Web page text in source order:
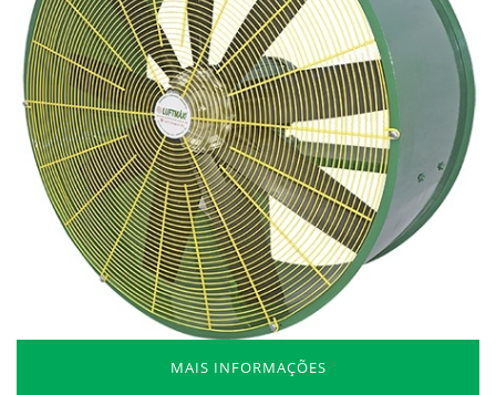
MAIS INFORMAÇÕES